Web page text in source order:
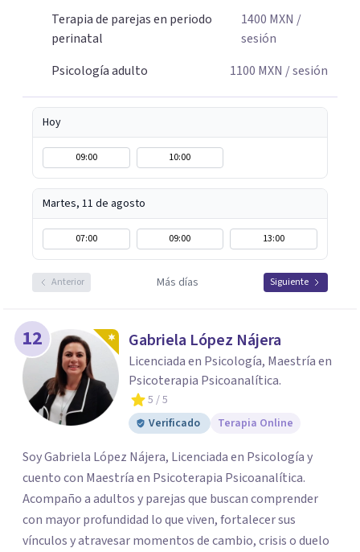
Terapia de parejas en periodo
perinatal
1400 MXN /
sesión
Psicología adulto
1100 MXN / sesión
Hoy
09:00 10:00
Martes, 11 de agosto
07:00 09:00 13:00
Anterior Más días Siguiente
12 Gabriela López Nájera
Licenciada en Psicología, Maestría en
Psicoterapia Psicoanalítica.
5 / 5
Verificado
Terapia Online
Soy Gabriela López Nájera, Licenciada en Psicología y
cuento con Maestría en Psicoterapia Psicoanalítica.
Acompaño a adultos y parejas que buscan comprender
con mayor profundidad lo que viven, fortalecer sus
vínculos y atravesar momentos de cambio, crisis o duelo